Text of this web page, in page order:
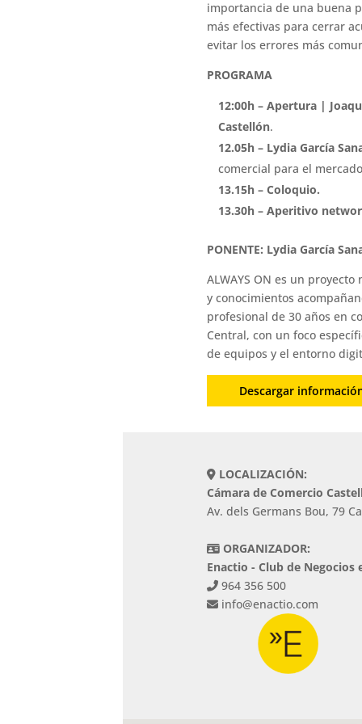
importancia de una buena
más efectivas para cerrar
evitar los errores más
PROGRAMA
12:00h – Apertura |
Castellón.
12.05h – Lydia García
comercial para el
13.15h – Coloquio.
13.30h – Aperitivo
PONENTE: Lydia García
ALWAYS ON es un
y conocimientos
profesional de 30 años en
Central, con un foco
de equipos y el entorno
Descargar
LOCALIZACIÓN:
Cámara de Comercio
Av. dels Germans Bou, 79
ORGANIZADOR:
Enactio - Club de Negocios
964 356 500
info@enactio.com